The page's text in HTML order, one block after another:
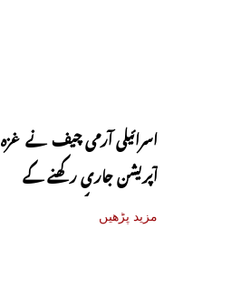
اسرائیلی آرمی چیف نے غزہ
آپریشن جاری رکھنے کے
عزم کا اظہار کر دیا
مزید پڑھیں